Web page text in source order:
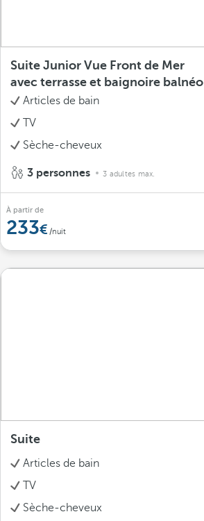
Suite Junior Vue Front de Mer
avec terrasse et baignoire balnéo
Articles de bain
TV
Sèche-cheveux
3 personnes 3 adultes max.
À partir de
233 /nuit
Suite
Articles de bain
TV
Sèche-cheveux